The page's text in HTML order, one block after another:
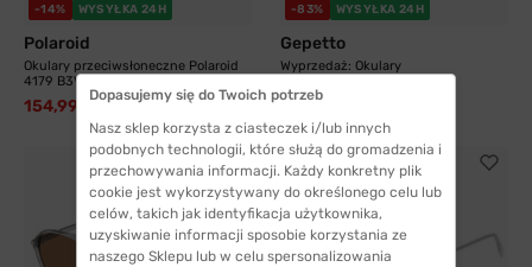
-14% WYSYŁKA 24H
Polaroid
Okulary przeciwsłoneczne Polaroid
4179 B3V 55...
154,99 zł 179,99 zł
-83% WYSYŁKA 24H
Gepetto
Wyprzedaż: Okulary
przeciwsłoneczne Gepetto...
39,99 zł
Dopasujemy się do Twoich potrzeb
Nasz sklep korzysta z ciasteczek i/lub innych
podobnych technologii, które służą do gromadzenia i
przechowywania informacji. Każdy konkretny plik
cookie jest wykorzystywany do określonego celu lub
celów, takich jak identyfikacja użytkownika,
uzyskiwanie informacji sposobie korzystania ze
naszego Sklepu lub w celu spersonalizowania